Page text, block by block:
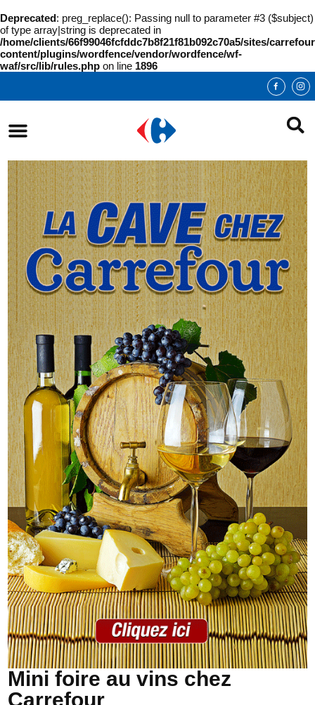
Deprecated: preg_replace(): Passing null to parameter #3 ($subject)
of type array|string is deprecated in
/home/clients/66f99046fcfddc7b8f21f81b092c70a5/sites/
content/plugins/wordfence/vendor/wordfence/wf-
waf/src/lib/rules.php on line 1896
Mini foire au vins chez
Carrefour